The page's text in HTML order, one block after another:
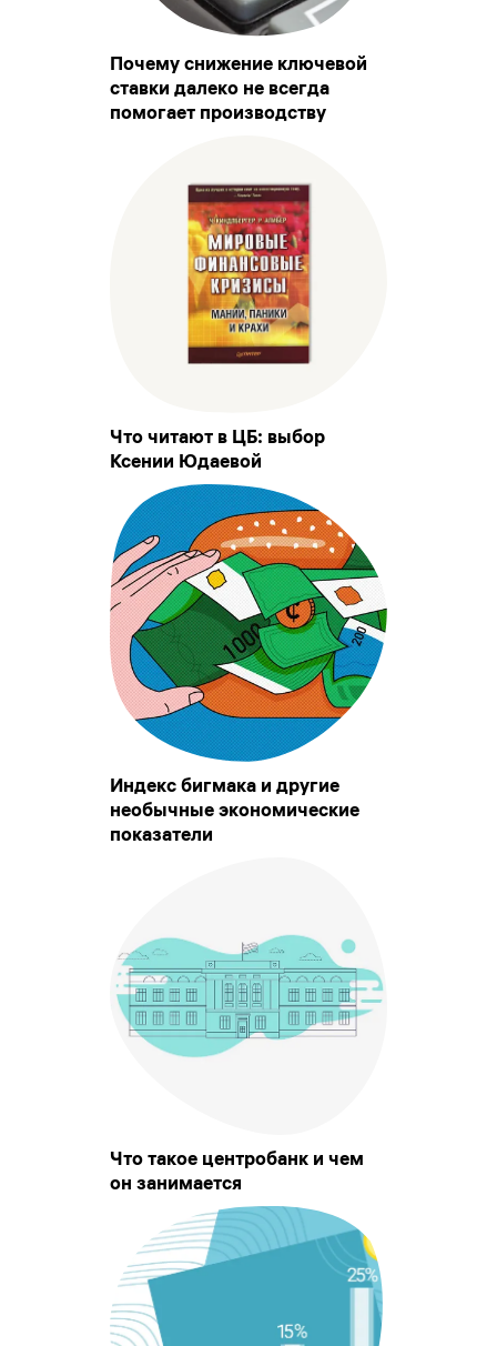
Почему снижение ключевой
ставки далеко не всегда
помогает производству
Что читают в ЦБ: выбор
Ксении Юдаевой
Индекс бигмака и другие
необычные экономические
показатели
Что такое центробанк и чем
он занимается